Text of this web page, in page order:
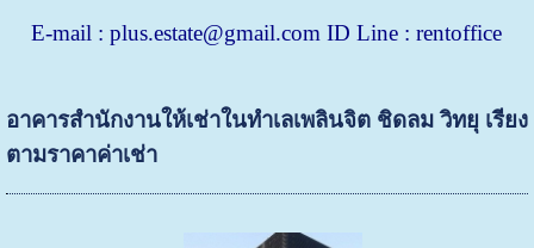
E-mail :plus.estate@gmail.com ID Line : rentoffice
อาคารสำนักงานให้เช่าในทำเลเพลินจิต ชิดลม วิทยุ เรียง
ตามราคาค่าเช่า